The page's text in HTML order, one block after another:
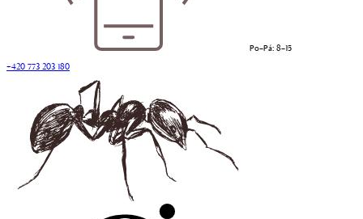
Po–Pá: 8–15
+420 773 203 180